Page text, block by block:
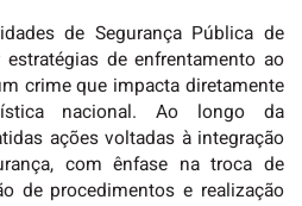
de Segurança Pública de
de enfrentamento ao
crime que impacta diretamente
nacional. Ao longo da
ações voltadas à integração
com ênfase na troca de
de procedimentos e realização